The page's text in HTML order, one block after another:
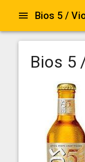
Bios 5 /
Bios 5